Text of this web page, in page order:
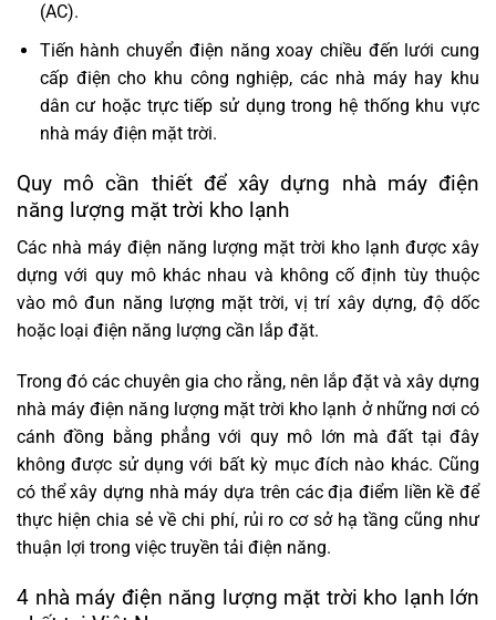
(AC).
Tiến hành chuyển điện năng xoay chiều đến lưới cung
cấp điện cho khu công nghiệp, các nhà máy hay khu
dân cư hoặc trực tiếp sử dụng trong hệ thống khu vực
nhà máy điện mặt trời.
Quy mô cần thiết để xây dựng nhà máy điện
năng lượng mặt trời kho lạnh
Các nhà máy điện năng lượng mặt trời kho lạnh được xây
dựng với quy mô khác nhau và không cố định tùy thuộc
vào mô đun năng lượng mặt trời, vị trí xây dựng, độ dốc
hoặc loại điện năng lượng cần lắp đặt.
Trong đó các chuyên gia cho rằng, nên lắp đặt và xây dựng
nhà máy điện năng lượng mặt trời kho lạnh ở những nơi có
cánh đồng bằng phẳng với quy mô lớn mà đất tại đây
không được sử dụng với bất kỳ mục đích nào khác. Cũng
có thể xây dựng nhà máy dựa trên các địa điểm liền kề để
thực hiện chia sẻ về chi phí, rủi ro cơ sở hạ tầng cũng như
thuận lợi trong việc truyền tải điện năng.
4 nhà máy điện năng lượng mặt trời kho lạnh lớn